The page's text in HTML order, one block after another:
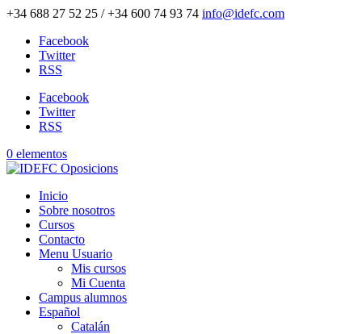
+34 688 27 52 25 / +34 600 74 93 74 info@idefc.com
Facebook
Twitter
RSS
Facebook
Twitter
RSS
0 elementos
Inicio
Sobre nosotros
Cursos
Contacto
Menu Usuario
Mis cursos
Mi Cuenta
Campus alumnos
Español
Catalán